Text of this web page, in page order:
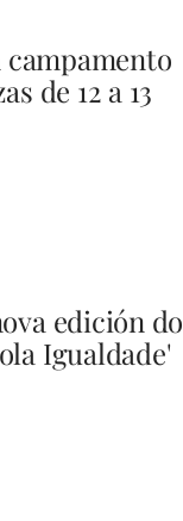
campamento
de 12 a 13
edición do
Igualdade'